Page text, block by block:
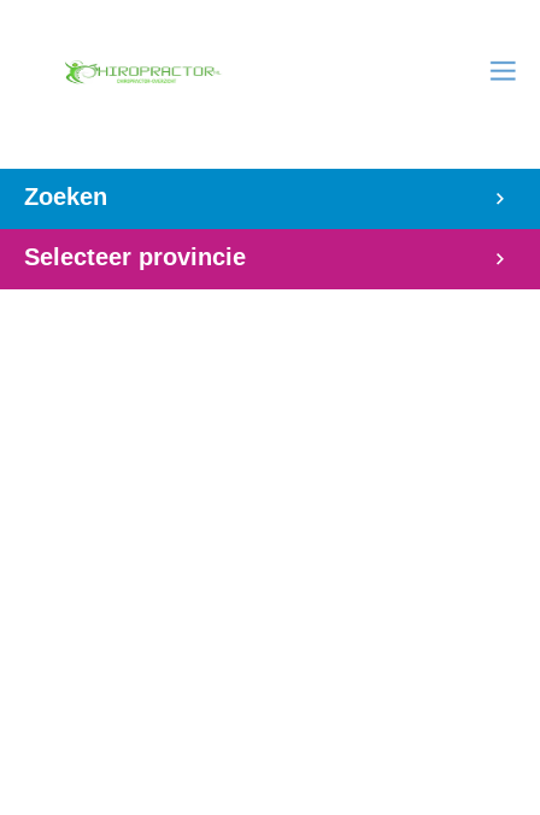
Zoeken
Selecteer provincie